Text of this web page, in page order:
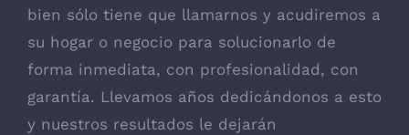
bien sólo tiene que llamarnos y acudiremos a
su hogar o negocio para solucionarlo de
forma inmediata, con profesionalidad, con
garantía. Llevamos años dedicándonos a esto
y nuestros resultados le dejarán